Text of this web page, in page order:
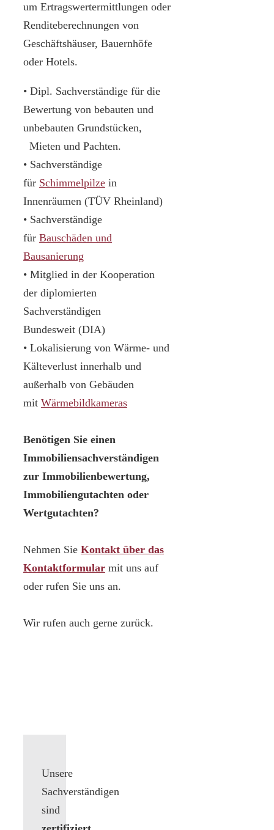
um Ertragswertermittlungen oder
Renditeberechnungen von
Geschäftshäuser, Bauernhöfe
oder Hotels.
• Dipl. Sachverständige für die
Bewertung von bebauten und
unbebauten Grundstücken,
Mieten und Pachten.
• Sachverständige
für Schimmelpilze in
Innenräumen (TÜV Rheinland)
• Sachverständige
für Bauschäden und
Bausanierung
• Mitglied in der Kooperation
der diplomierten
Sachverständigen
Bundesweit (DIA)
• Lokalisierung von Wärme- und
Kälteverlust innerhalb und
außerhalb von Gebäuden
mit Wärmebildkameras
Benötigen Sie einen
Immobiliensachverständigen
zur Immobilienbewertung,
Immobiliengutachten oder
Wertgutachten?
Nehmen Sie Kontakt über das
Kontaktformular mit uns auf
oder rufen Sie uns an.
Wir rufen auch gerne zurück.
Unsere
Sachverständigen
sind